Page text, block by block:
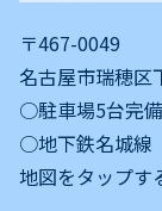
〒467-0049
名古屋市瑞穂区
○駐車場5台完備
○地下鉄名城線
地図をタップす